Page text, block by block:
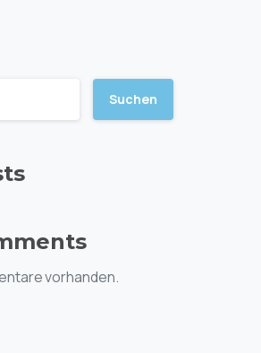
Suchen
vorhanden.